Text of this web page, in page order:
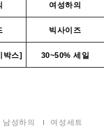
여성하의
빅사이즈
박스] 30~50% 세일
남성하의
여성세트